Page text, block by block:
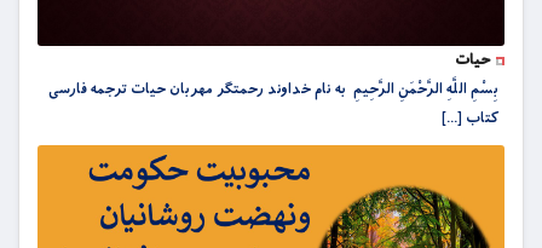
حیات
بِسْمِ اللَّهِ الرَّحْمَنِ الرَّحِيمِ به نام خداوند رحمتگر مهربان حیات ترجمه فارسی
کتاب [...]